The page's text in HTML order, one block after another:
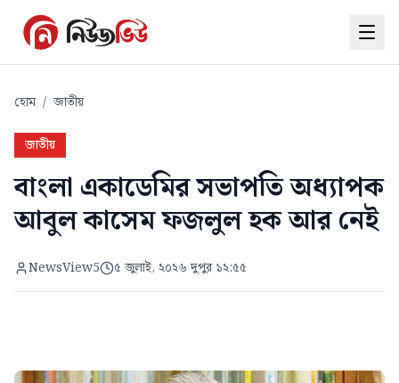
হোম / জাতীয়
জাতীয়
বাংলা একাডেমির সভাপতি অধ্যাপক
আবুল কাসেম ফজলুল হক আর নেই
NewsView5 ৫ জুলাই, ২০২৬ দুপুর ১২:৫৫